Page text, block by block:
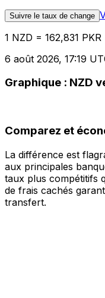
Suivre le taux de change
1 NZD = 162,831 PKR
6 août 2026, 17:19
Graphique : NZD
Comparez et
La différence est
aux principales
taux plus compétitifs
de frais cachés
transfert.